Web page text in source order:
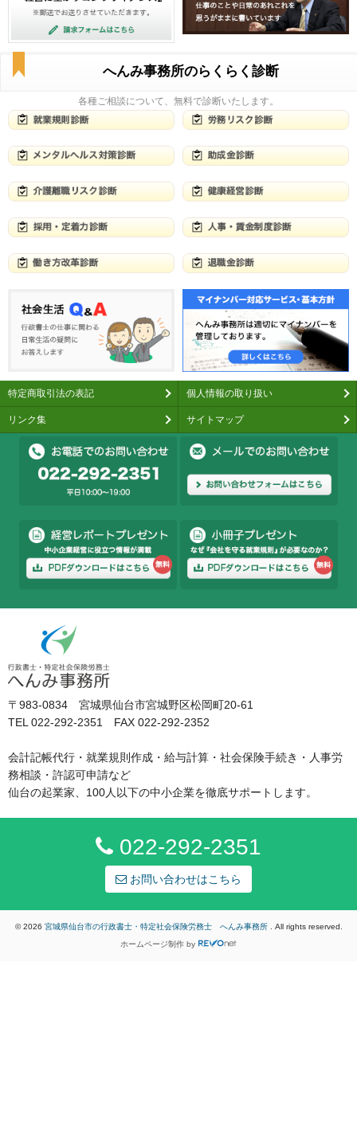
へんみ事務所のらくらく診断
各種ご相談について、無料で診断いたします。
特定商取引法の表記 個人情報の取り扱い
リンク集 サイトマップ
〒983-0834 宮城県仙台市宮城野区松岡町20-61
TEL 022-292-2351 FAX 022-292-2352
会計記帳代行・就業規則作成・給与計算・社会保険手続き・人事労
務相談・許認可申請など
仙台の起業家、100人以下の中小企業を徹底サポートします。
022-292-2351
お問い合わせはこちら
© 2026 宮城県仙台市の行政書士・特定社会保険労務士 へんみ事務所
. All rights reserved.
ホームページ制作by